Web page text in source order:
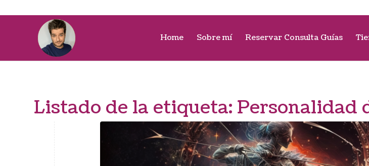
Home Sobre mí Reservar Consulta Guías
Listado de la etiqueta: Personalidad